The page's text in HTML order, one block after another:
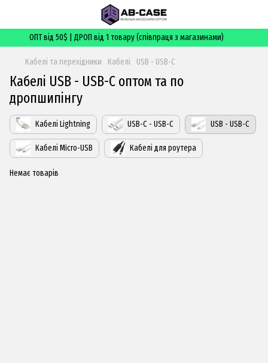
ОПТ від 50$ | ДРОП від 1 товару (співпраця з магазинами)
Кабелі та перехідники Кабелі USB - USB-C
Кабелі USB - USB-C оптом та по
дропшипінгу
Кабелі Lightning USB-C - USB-C USB - USB-C
Кабелі Micro-USB Кабелі для роутера
Немає товарів